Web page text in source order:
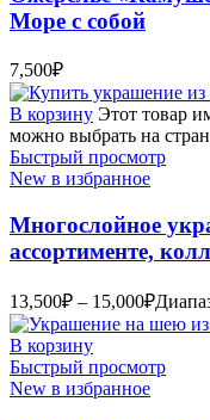
Море с собой
7,500₽
В корзину Этот товар
можно выбрать на
Быстрый просмотр
New в избранное
Многослойное
ассортименте,
13,500₽ – 15,000₽
В корзину
Быстрый просмотр
New в избранное